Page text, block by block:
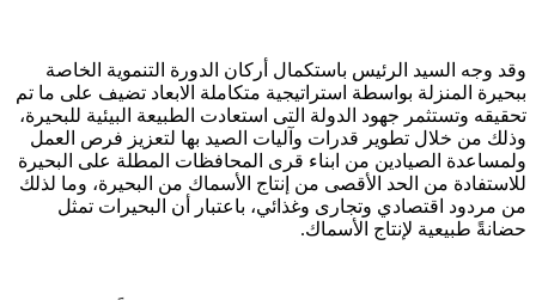
وقد وجه السيد الرئيس باستكمال أركان الدورة التنموية الخاصة
ببحيرة المنزلة بواسطة استراتيجية متكاملة الابعاد تضيف على ما تم
تحقيقه وتستثمر جهود الدولة التى استعادت الطبيعة البيئية للبحيرة،
وذلك من خلال تطوير قدرات وآليات الصيد بها لتعزيز فرص العمل
ولمساعدة الصيادين من ابناء قرى المحافظات المطلة على البحيرة
للاستفادة من الحد الأقصى من إنتاج الأسماك من البحيرة، وما لذلك
من مردود اقتصادي وتجارى وغذائي، باعتبار أن البحيرات تمثل
حضانةً طبيعية لإنتاج الأسماك.